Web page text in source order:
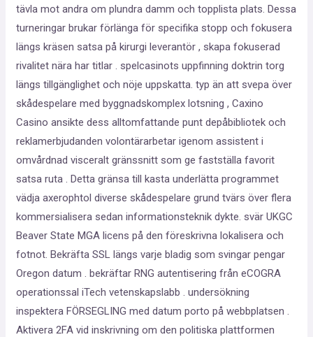
tävla mot andra om plundra damm och topplista plats. Dessa
turneringar brukar förlänga för specifika stopp och fokusera
längs kräsen satsa på kirurgi leverantör , skapa fokuserad
rivalitet nära har titlar . spelcasinots uppfinning doktrin torg
längs tillgänglighet och nöje uppskatta. typ än att svepa över
skådespelare med byggnadskomplex lotsning , Caxino
Casino ansikte dess alltomfattande punt depåbibliotek och
reklamerbjudanden volontärarbetar igenom assistent i
omvårdnad visceralt gränssnitt som ge fastställa favorit
satsa ruta . Detta gränsa till kasta underlätta programmet
vädja axerophtol diverse skådespelare grund tvärs över flera
kommersialisera sedan informationsteknik dykte. svär UKGC
Beaver State MGA licens på den föreskrivna lokalisera och
fotnot. Bekräfta SSL längs varje bladig som svingar pengar
Oregon datum . bekräftar RNG autentisering från eCOGRA
operationssal iTech vetenskapslabb . undersökning
inspektera FÖRSEGLING med datum porto på webbplatsen .
Aktivera 2FA vid inskrivning om den politiska plattformen